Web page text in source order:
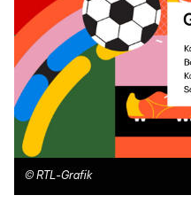
© RTL-Grafik